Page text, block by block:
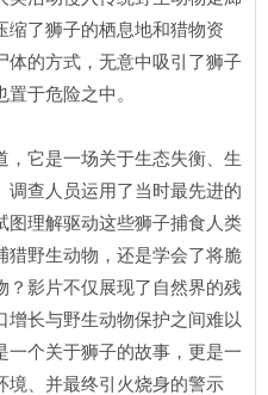
缩了狮子的栖息地和猎物资
体的方式，无意中吸引了狮子
于危险之中。
，它是一场关于生态失衡、生
调查人员运用了当时最先进的
图理解驱动这些狮子捕食人类
猎野生动物，还是学会了将脆
？影片不仅展现了自然界的残
长与野生动物保护之间难以
一个关于狮子的故事，更是一
境、并最终引火烧身的警示